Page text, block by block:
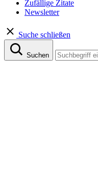
Zufällige Zitate
Newsletter
Suche schließen
Suchen